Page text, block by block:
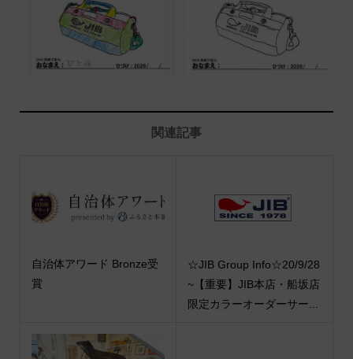
関連記事
自治体アワード Bronze受
賞
☆JIB Group Info☆20/9/28
~【重要】JIB本店・船坂店
限定カラーオーダーサー...